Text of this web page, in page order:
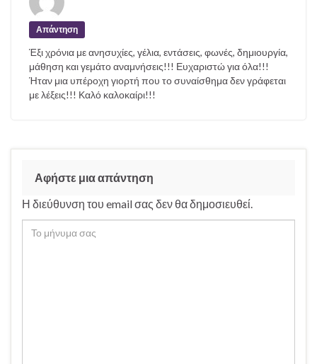
Απάντηση
Έξι χρόνια με ανησυχίες, γέλια, εντάσεις, φωνές, δημιουργία,
μάθηση και γεμάτο αναμνήσεις!!! Ευχαριστώ για όλα!!!
Ήταν μια υπέροχη γιορτή που το συναίσθημα δεν γράφεται
με λέξεις!!! Καλό καλοκαίρι!!!
Αφήστε μια απάντηση
Η διεύθυνση του email σας δεν θα δημοσιευθεί.